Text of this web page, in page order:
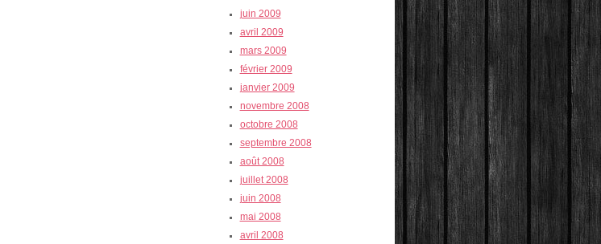
juin 2009
avril 2009
mars 2009
février 2009
janvier 2009
novembre 2008
octobre 2008
septembre 2008
août 2008
juillet 2008
juin 2008
mai 2008
avril 2008